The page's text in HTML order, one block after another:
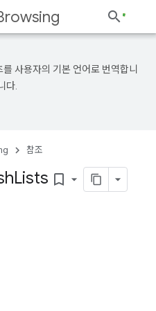
사용자의 기본 언어로 번역합니
다.
참조
Lists bookmark_border